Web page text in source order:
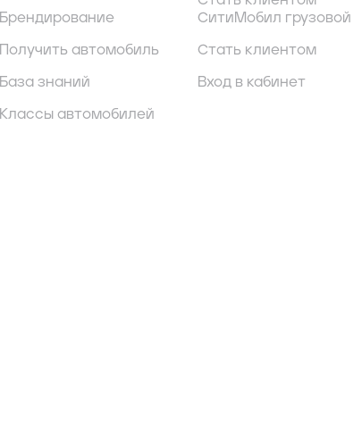
Брендирование
Получить автомобиль
База знаний
Классы автомобилей
СитиМобил грузовой
Стать клиентом
Вход в кабинет